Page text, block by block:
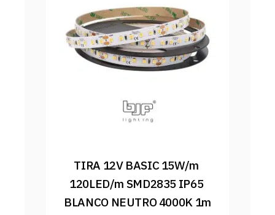
TIRA 12V BASIC 15W/m
120LED/m SMD2835 IP65
BLANCO NEUTRO 4000K 1m